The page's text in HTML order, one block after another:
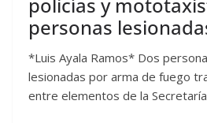
personas
*Luis Ayala Ramos* Dos
lesionadas por arma de fuego
entre elementos de la